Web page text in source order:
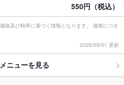
550円（税込）
格及び税率に基づく情報となります。 価格につき
2026/08/01 更新
ニューを見る